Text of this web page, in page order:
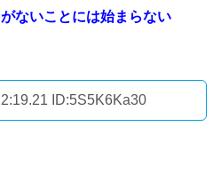
ないことには始まらない
ID:5S5K6Ka30